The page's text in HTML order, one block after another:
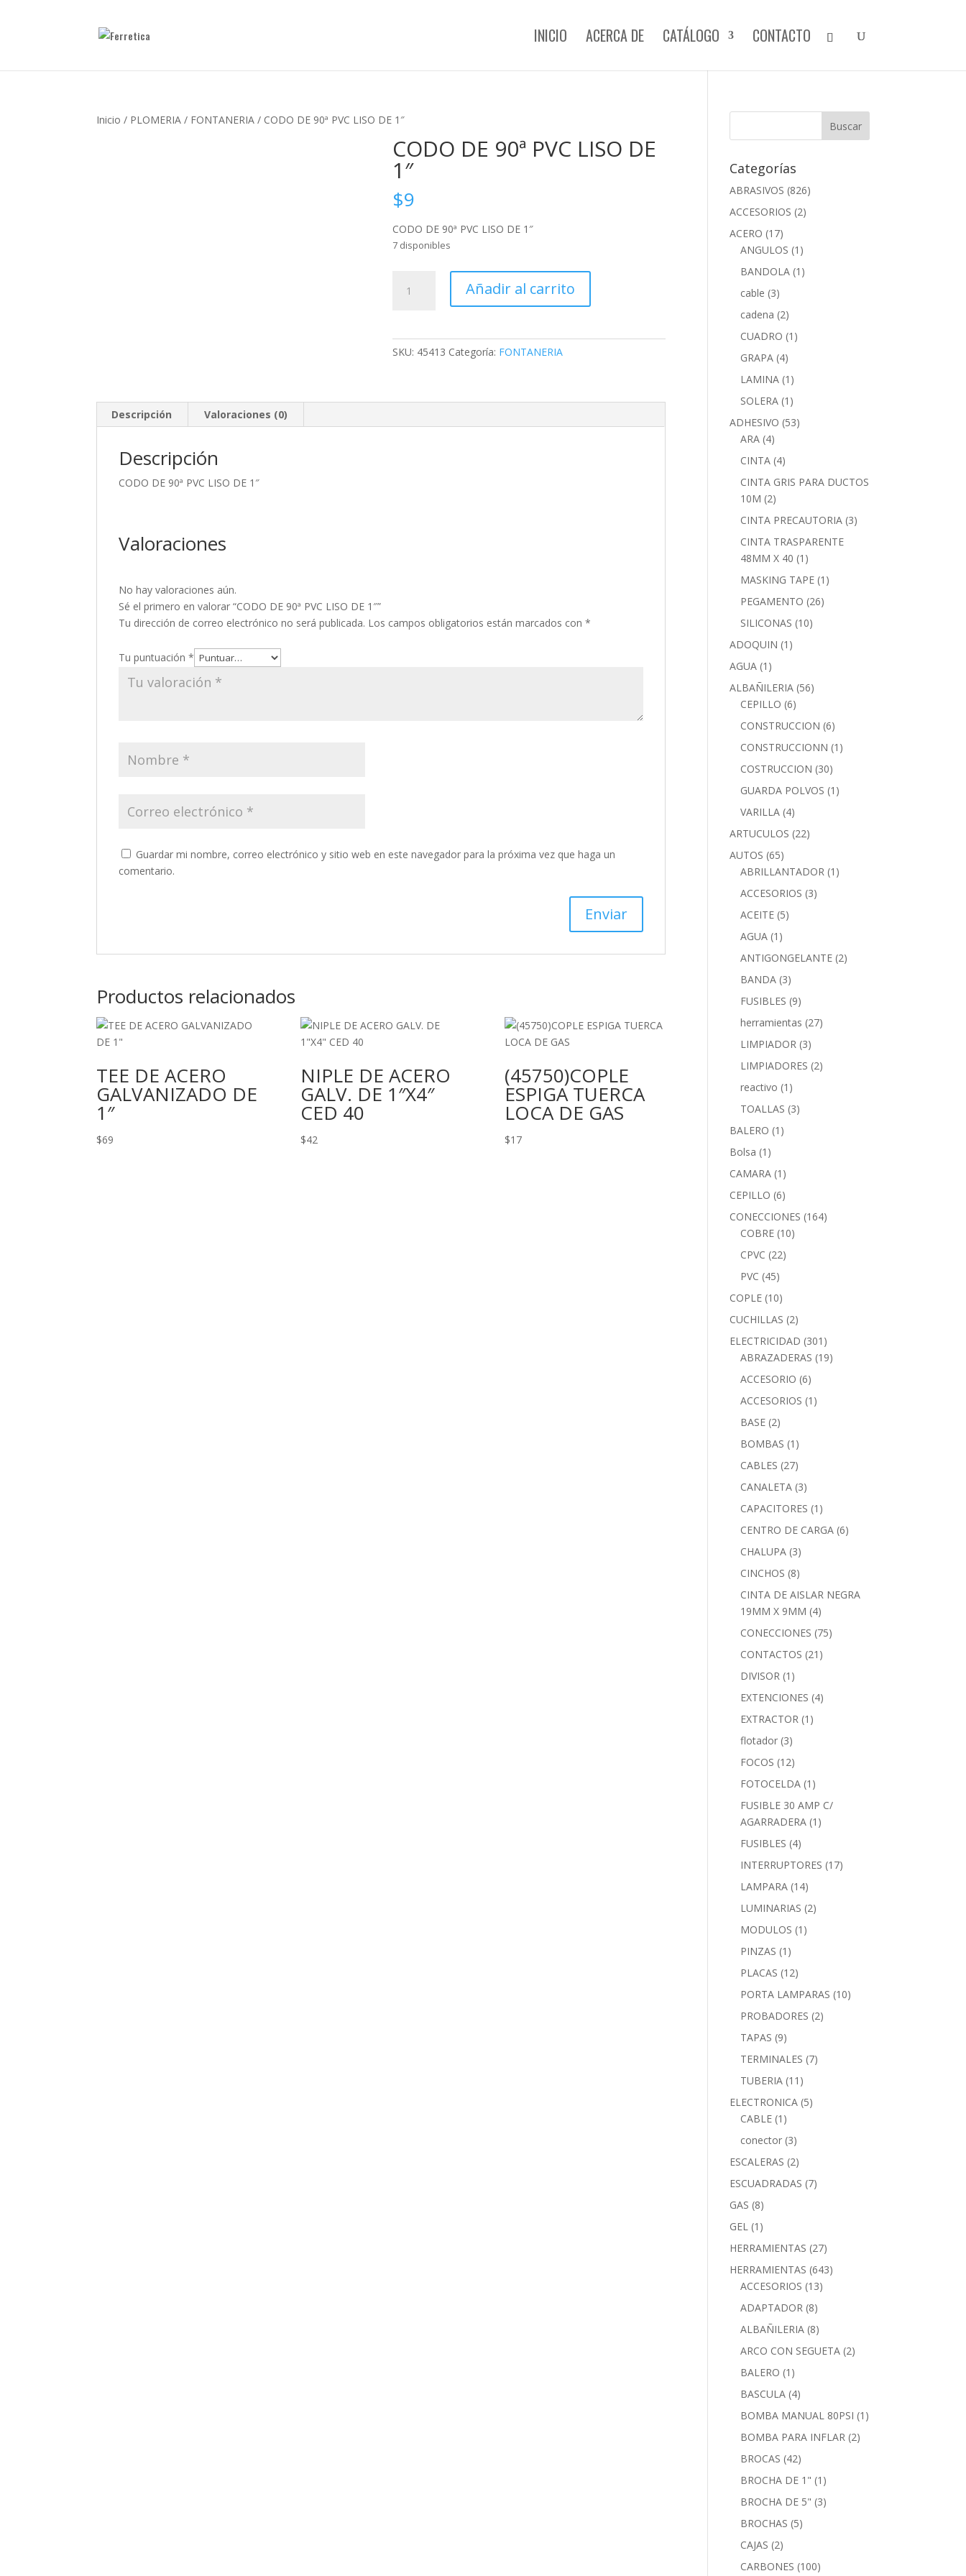
INICIO ACERCA DE CATÁLOGO CONTACTO
Inicio / PLOMERIA / FONTANERIA / CODO DE 90ª PVC LISO DE 1″
CODO DE 90ª PVC LISO DE
1″
$9
CODO DE 90ª PVC LISO DE 1″
7 disponibles
Añadir al carrito
SKU: 45413 Categoría: FONTANERIA
Descripción Valoraciones (0)
Descripción
CODO DE 90ª PVC LISO DE 1″
Valoraciones
No hay valoraciones aún.
Sé el primero en valorar “CODO DE 90ª PVC LISO DE 1″”
Tu dirección de correo electrónico no será publicada. Los campos obligatorios están marcados con*
Tu puntuación*
Guardar mi nombre, correo electrónico y sitio web en este navegador para la próxima vez que haga un
comentario.
Productos relacionados
TEE DE ACERO
GALVANIZADO DE
1″
$69
NIPLE DE ACERO
GALV. DE 1″X4″
CED 40
$42
(45750)COPLE
ESPIGA TUERCA
LOCA DE GAS
$17
Categorías
ABRASIVOS (826)
ACCESORIOS (2)
ACERO (17)
ANGULOS (1)
BANDOLA (1)
cable (3)
cadena (2)
CUADRO (1)
GRAPA (4)
LAMINA (1)
SOLERA (1)
ADHESIVO (53)
ARA (4)
CINTA (4)
CINTA GRIS PARA DUCTOS
10M (2)
CINTA PRECAUTORIA (3)
CINTA TRASPARENTE
48MM X 40 (1)
MASKING TAPE (1)
PEGAMENTO (26)
SILICONAS (10)
ADOQUIN (1)
AGUA (1)
ALBAÑILERIA (56)
CEPILLO (6)
CONSTRUCCION (6)
CONSTRUCCIONN (1)
COSTRUCCION (30)
GUARDA POLVOS (1)
VARILLA (4)
ARTUCULOS (22)
AUTOS (65)
ABRILLANTADOR (1)
ACCESORIOS (3)
ACEITE (5)
AGUA (1)
ANTIGONGELANTE (2)
BANDA (3)
FUSIBLES (9)
herramientas (27)
LIMPIADOR (3)
LIMPIADORES (2)
reactivo (1)
TOALLAS (3)
BALERO (1)
Bolsa (1)
CAMARA (1)
CEPILLO (6)
CONECCIONES (164)
COBRE (10)
CPVC (22)
PVC (45)
COPLE (10)
CUCHILLAS (2)
ELECTRICIDAD (301)
ABRAZADERAS (19)
ACCESORIO (6)
ACCESORIOS (1)
BASE (2)
BOMBAS (1)
CABLES (27)
CANALETA (3)
CAPACITORES (1)
CENTRO DE CARGA (6)
CHALUPA (3)
CINCHOS (8)
CINTA DE AISLAR NEGRA
19MM X 9MM (4)
CONECCIONES (75)
CONTACTOS (21)
DIVISOR (1)
EXTENCIONES (4)
EXTRACTOR (1)
flotador (3)
FOCOS (12)
FOTOCELDA (1)
FUSIBLE 30 AMP C/
AGARRADERA (1)
FUSIBLES (4)
INTERRUPTORES (17)
LAMPARA (14)
LUMINARIAS (2)
MODULOS (1)
PINZAS (1)
PLACAS (12)
PORTA LAMPARAS (10)
PROBADORES (2)
TAPAS (9)
TERMINALES (7)
TUBERIA (11)
ELECTRONICA (5)
CABLE (1)
conector (3)
ESCALERAS (2)
ESCUADRADAS (7)
GAS (8)
GEL (1)
HERRAMIENTAS (27)
HERRAMIENTAS (643)
ACCESORIOS (13)
ADAPTADOR (8)
ALBAÑILERIA (8)
ARCO CON SEGUETA (2)
BALERO (1)
BASCULA (4)
BOMBA MANUAL 80PSI (1)
BOMBA PARA INFLAR (2)
BROCAS (42)
BROCHA DE 1" (1)
BROCHA DE 5" (3)
BROCHAS (5)
CAJAS (2)
CARBONES (100)